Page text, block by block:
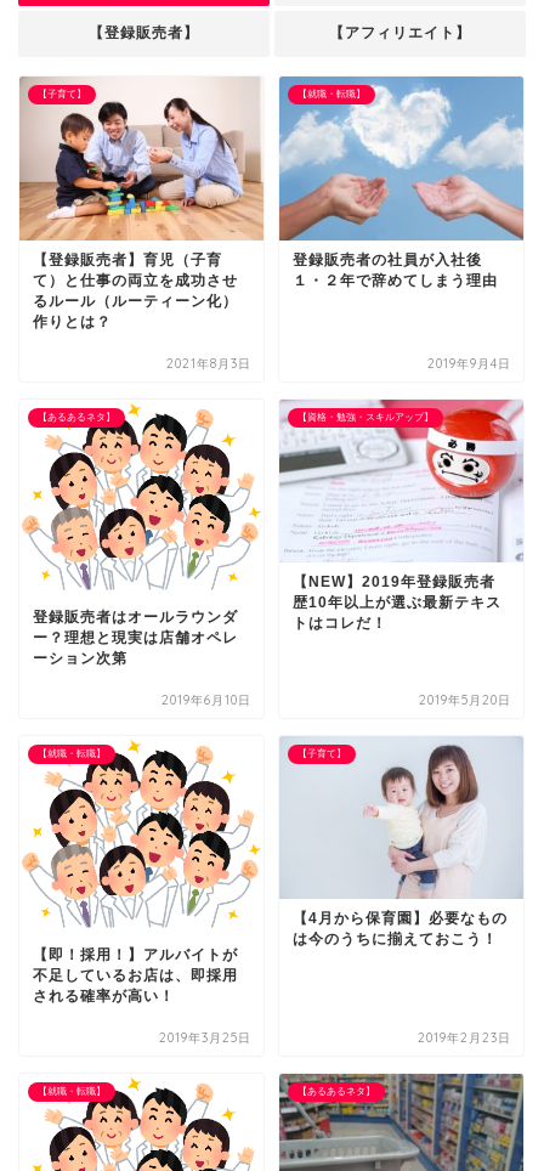
【登録販売者】 【アフィリエイト】
【子育て】
【登録販売者】育児（子育
て）と仕事の両立を成功させ
るルール（ルーティーン化）
作りとは？
2021年8月3日
【就職・転職】
登録販売者の社員が入社後
１・２年で辞めてしまう理由
2019年9月4日
【あるあるネタ】
登録販売者はオールラウンダ
ー？理想と現実は店舗オペレ
ーション次第
2019年6月10日
【資格・勉強・スキルアップ】
【NEW】2019年登録販売者
歴10年以上が選ぶ最新テキス
トはコレだ！
2019年5月20日
【就職・転職】
【即！採用！】アルバイトが
不足しているお店は、即採用
される確率が高い！
2019年3月25日
【子育て】
【4月から保育園】必要なもの
は今のうちに揃えておこう！
2019年2月23日
【就職・転職】 【あるあるネタ】